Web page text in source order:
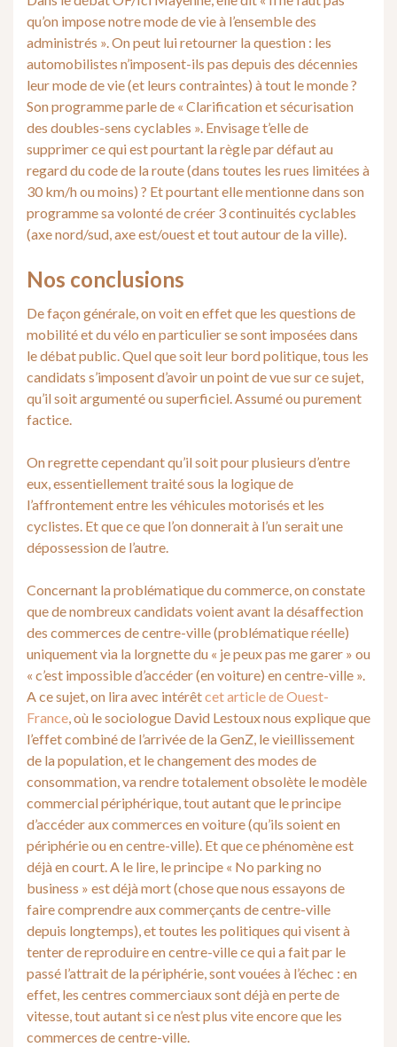
qu’on impose notre mode de vie à l’ensemble des
administrés ». On peut lui retourner la question : les
automobilistes n’imposent-ils pas depuis des décennies
leur mode de vie (et leurs contraintes) à tout le monde ?
Son programme parle de « Clarification et sécurisation
des doubles-sens cyclables ». Envisage t’elle de
supprimer ce qui est pourtant la règle par défaut au
regard du code de la route (dans toutes les rues limitées à
30 km/h ou moins) ? Et pourtant elle mentionne dans son
programme sa volonté de créer 3 continuités cyclables
(axe nord/sud, axe est/ouest et tout autour de la ville).
Nos conclusions
De façon générale, on voit en effet que les questions de
mobilité et du vélo en particulier se sont imposées dans
le débat public. Quel que soit leur bord politique, tous les
candidats s’imposent d’avoir un point de vue sur ce sujet,
qu’il soit argumenté ou superficiel. Assumé ou purement
factice.
On regrette cependant qu’il soit pour plusieurs d’entre
eux, essentiellement traité sous la logique de
l’affrontement entre les véhicules motorisés et les
cyclistes. Et que ce que l’on donnerait à l’un serait une
dépossession de l’autre.
Concernant la problématique du commerce, on constate
que de nombreux candidats voient avant la désaffection
des commerces de centre-ville (problématique réelle)
uniquement via la lorgnette du « je peux pas me garer » ou
« c’est impossible d’accéder (en voiture) en centre-ville ».
A ce sujet, on lira avec intérêtcet article de Ouest-
France, où le sociologue David Lestoux nous explique que
l’effet combiné de l’arrivée de la GenZ, le vieillissement
de la population, et le changement des modes de
consommation, va rendre totalement obsolète le modèle
commercial périphérique, tout autant que le principe
d’accéder aux commerces en voiture (qu’ils soient en
périphérie ou en centre-ville). Et que ce phénomène est
déjà en court. A le lire, le principe « No parking no
business » est déjà mort (chose que nous essayons de
faire comprendre aux commerçants de centre-ville
depuis longtemps), et toutes les politiques qui visent à
tenter de reproduire en centre-ville ce qui a fait par le
passé l’attrait de la périphérie, sont vouées à l’échec : en
effet, les centres commerciaux sont déjà en perte de
vitesse, tout autant si ce n’est plus vite encore que les
commerces de centre-ville.